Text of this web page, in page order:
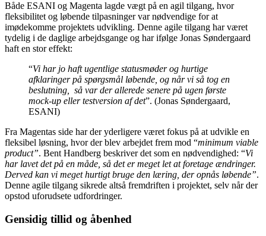
Både ESANI og Magenta lagde vægt på en agil tilgang, hvor
fleksibilitet og løbende tilpasninger var nødvendige for at
imødekomme projektets udvikling. Denne agile tilgang har været
tydelig i de daglige arbejdsgange og har ifølge Jonas Søndergaard
haft en stor effekt:
“Vi har jo haft ugentlige statusmøder og hurtige
afklaringer på spørgsmål løbende, og når vi så tog en
beslutning, så var der allerede senere på ugen første
mock-up eller testversion af det”. (Jonas Søndergaard,
ESANI)
Fra Magentas side har der yderligere været fokus på at udvikle en
fleksibel løsning, hvor der blev arbejdet frem mod “minimum viable
product”. Bent Handberg beskriver det som en nødvendighed: “Vi
har lavet det på en måde, så det er meget let at foretage ændringer.
Derved kan vi meget hurtigt bruge den læring, der opnås løbende”.
Denne agile tilgang sikrede altså fremdriften i projektet, selv når der
opstod uforudsete udfordringer.
Gensidig tillid og åbenhed